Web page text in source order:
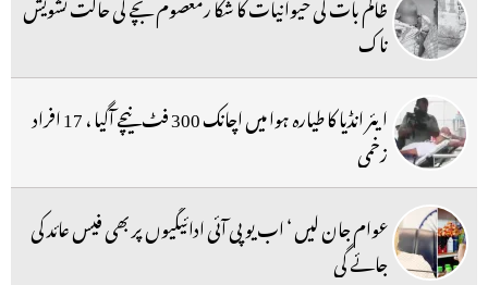
ناک
ایئر انڈیا کا طیارہ ہوا میں اچانک 300 فٹ نیچے آگیا ، 17 افراد
زخمی
عوام جان لیں ‘ اب یو پی آئی ادائیگیوں پر بھی فیس عائد کی
جائے گی